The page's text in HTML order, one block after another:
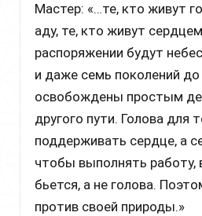
Мастер: «…те, кто живут
аду, те, кто живут
распоряжении будут
и даже семь поколений до
освобождены простым
другого пути. Голова для
поддерживать сердце, а
чтобы выполнять работу,
бьется, а не голова.
против своей природы.»